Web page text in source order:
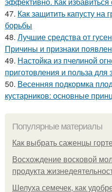
47. Как защитить капусту на
борьбы
48. Лучшие средства от
Причины и признаки
49. Настойка из пчелиной
приготовления и польза для
50. Весенняя подкормка
кустарников: основные
Популярные материалы
Как выбрать саженцы
Восхождение восковой
продукта
Шелуха семечек, как